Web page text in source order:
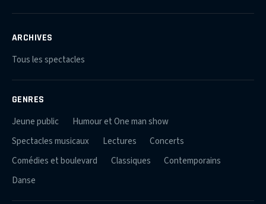
ARCHIVES
Tous les spectacles
GENRES
Jeune public
Humour et One man show
Spectacles musicaux
Lectures
Concerts
Comédies et boulevard
Classiques
Contemporains
Danse